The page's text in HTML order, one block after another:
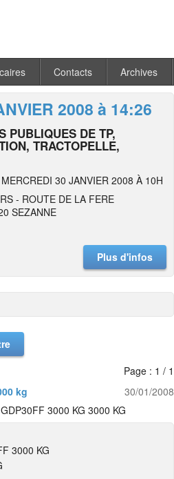
Contacts Archives
2008 à 14:26
PUBLIQUES DE TP,
TRACTOPELLE,
30 JANVIER 2008 À 10H
- ROUTE DE LA FERE
SEZANNE
Plus d'infos
Page : 1 / 1
kg
30/01/2008
3000 KG 3000 KG
3000 KG